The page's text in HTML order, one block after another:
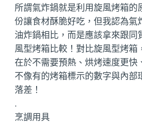
所謂氣炸鍋就是利用旋風烤箱的
份讓食材酥脆好吃，但我認為氣
油炸鍋相比，而是應該拿來跟同
風型烤箱比較！對比旋風型烤箱
在於不需要預熱、烘烤速度更快
不像有的烤箱標示的數字與內部
落差！
.
烹調用具